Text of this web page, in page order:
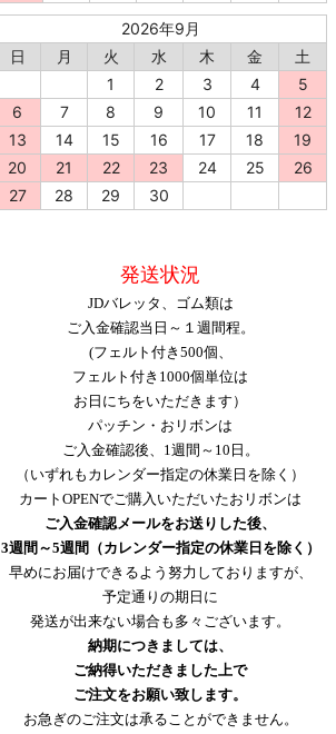
2026年9月
日
月 火 水 木 金
土
1
2 3 4
5
6
7 8 9 10 11
12
13
14 15 16 17 18
19
20
21 22 23 24 25
26
27
28 29 30
発送状況
JDバレッタ、ゴム類は
ご入金確認当日～１週間程。
(フェルト付き500個、
フェルト付き1000個単位は
お日にちをいただきます）
パッチン・おリボンは
ご入金確認後、1週間～10日。
（いずれもカレンダー指定の休業日を除く）
カートOPENでご購入いただいたおリボンは
ご入金確認メールをお送りした後、
3週間～5週間（カレンダー指定の休業日を除く）
早めにお届けできるよう努力しておりますが、
予定通りの期日に
発送が出来ない場合も多々ございます。
納期につきましては、
ご納得いただきました上で
ご注文をお願い致します。
お急ぎのご注文は承ることができません。